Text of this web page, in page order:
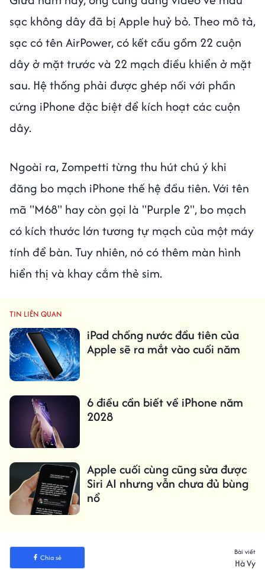
sạc không dây đã bị Apple huỷ bỏ. Theo mô tả,
sạc có tên AirPower, có kết cấu gồm 22 cuộn
dây ở mặt trước và 22 mạch điều khiển ở mặt
sau. Hệ thống phải được ghép nối với phần
cứng iPhone đặc biệt để kích hoạt các cuộn
dây.
Ngoài ra, Zompetti từng thu hút chú ý khi
đăng bo mạch iPhone thế hệ đầu tiên. Với tên
mã "M68" hay còn gọi là "Purple 2", bo mạch
có kích thước lớn tương tự mạch của một máy
tính để bàn. Tuy nhiên, nó có thêm màn hình
hiển thị và khay cắm thẻ sim.
TIN LIÊN QUAN
iPad chống nước đầu tiên của
Apple sẽ ra mắt vào cuối năm
6 điều cần biết về iPhone năm
2028
Apple cuối cùng cũng sửa được
Siri AI nhưng vẫn chưa đủ bùng
nổ
Chia sẻ
Bài viết
Hà Vy